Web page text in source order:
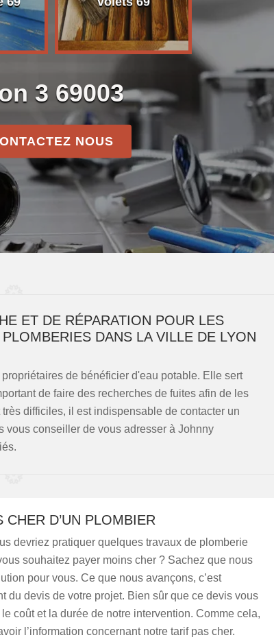
3 69003
NOUS
ET DE RÉPARATION POUR LES
DANS LA VILLE DE LYON
de bénéficier d'eau potable. Elle sert
de faire des recherches de fuites afin de les
difficiles, il est indispensable de contacter un
vous conseiller de vous adresser à Johnny
CHER D’UN PLOMBIER
devriez pratiquer quelques travaux de plomberie
souhaitez payer moins cher ? Sachez que nous
pour vous. Ce que nous avançons, c’est
du devis de votre projet. Bien sûr que ce devis vous
coût et la durée de notre intervention. Comme cela,
l’information concernant notre tarif pas cher.